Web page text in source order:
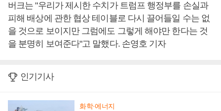
버크는 "우리가 제시한 수치가 트럼프 행정부를 손실과
피해 배상에 관한 협상 테이블로 다시 끌어들일 수는 없
을 것으로 보이지만 그럼에도 그렇게 해야만 한다는 것
을 분명히 보여준다"고 말했다. 손영호 기자
인기기사
화학·에너지